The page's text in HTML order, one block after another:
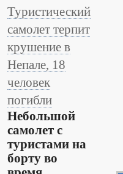
Туристический
самолет терпит
крушение в
Непале, 18
человек
погибли
Небольшой
самолет с
туристами на
борту во